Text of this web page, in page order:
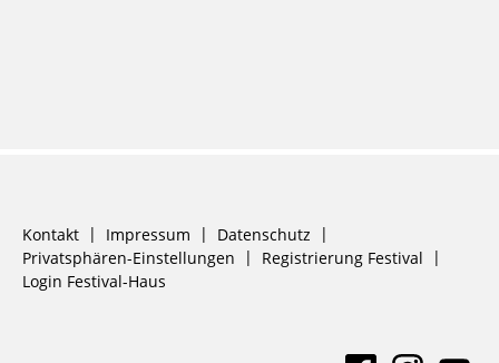
Navigation
überspringen
Kontakt Impressum
Datenschutz
Privatsphären-Einstellungen
Registrierung Festival
Login Festival-Haus